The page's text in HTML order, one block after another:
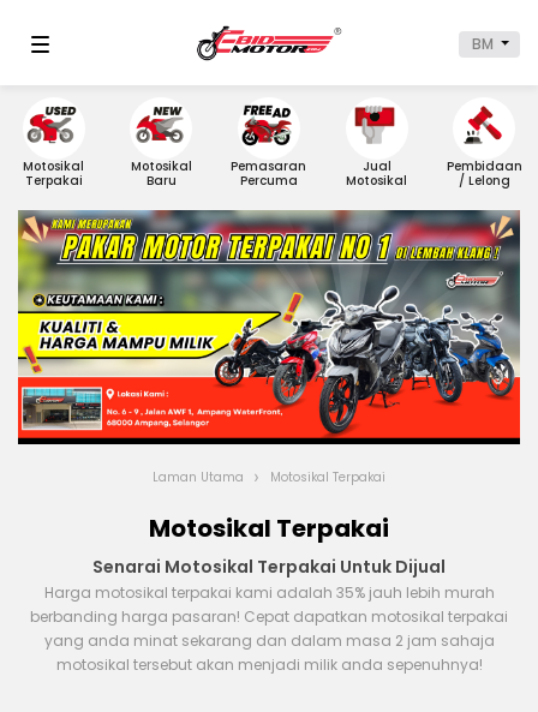
BM
Motosikal
Terpakai
Motosikal
Baru
Pemasaran
Percuma
Jual
Motosikal
Pembidaan
/ Lelong
Laman Utama Motosikal Terpakai
Motosikal Terpakai
Senarai Motosikal Terpakai Untuk Dijual
Harga motosikal terpakai kami adalah 35% jauh lebih murah
berbanding harga pasaran! Cepat dapatkan motosikal terpakai
yang anda minat sekarang dan dalam masa 2 jam sahaja
motosikal tersebut akan menjadi milik anda sepenuhnya!